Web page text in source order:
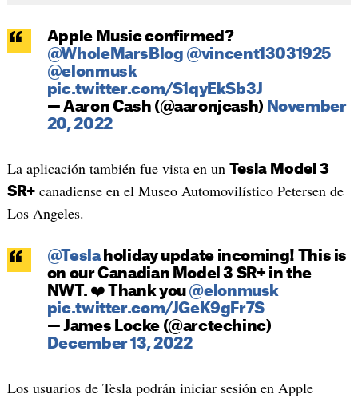
Apple Music confirmed?
@WholeMarsBlog @vincent13031925
@elonmusk
pic.twitter.com/S1qyEkSb3J
— Aaron Cash (@aaronjcash) November
20, 2022
La aplicación también fue vista en un Tesla Model 3
SR+canadiense en el Museo Automovilístico Petersen de
Los Angeles.
@Teslaholiday update incoming! This is
on our Canadian Model 3 SR+ in the
NWT. ❤️ Thank you @elonmusk
pic.twitter.com/JGeK9gFr7S
— James Locke (@arctechinc)
December 13, 2022
Los usuarios de Tesla podrán iniciar sesión en Apple